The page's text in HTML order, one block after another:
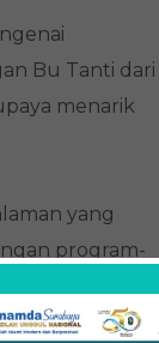
Bu Tanti dari
menarik
yang
program-